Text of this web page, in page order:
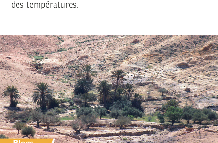
des températures.